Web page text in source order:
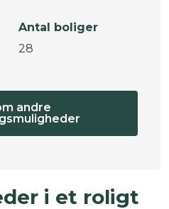
Antal boliger
28
andre
i et roligt